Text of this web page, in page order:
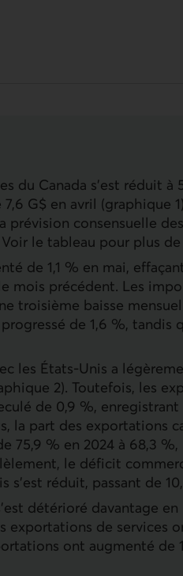
du Canada s’est réduit à
G$ en avril (graphique
prévision consensuelle
le tableau pour plus
de 1,1 % en mai,
mois précédent. Les
troisième baisse
de 1,6 %, tandis
les États-Unis a
2). Toutefois, les
de 0,9 %,
la part des exportations
75,9 % en 2024 à 68,3 %,
le déficit
réduit, passant de
détérioré davantage en
exportations de services
ont augmenté de